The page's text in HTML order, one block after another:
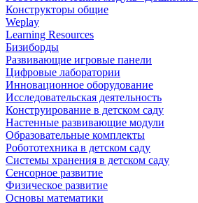
Конструкторы общие
Weplay
Learning Resources
Бизиборды
Развивающие игровые панели
Цифровые лаборатории
Инновационное оборудование
Исследовательская деятельность
Конструирование в детском саду
Настенные развивающие модули
Образовательные комплекты
Робототехника в детском саду
Системы хранения в детском саду
Сенсорное развитие
Физическое развитие
Основы математики